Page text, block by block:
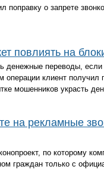
поправку о запрете
повлиять на
денежные переводы,
клиент получил
мошенников украсть
на рекламные
по которому
граждан только с